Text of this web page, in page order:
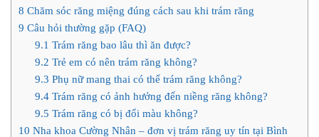
8 Chăm sóc răng miệng đúng cách sau khi trám răng
9 Câu hỏi thường gặp (FAQ)
9.1 Trám răng bao lâu thì ăn được?
9.2 Trẻ em có nên trám răng không?
9.3 Phụ nữ mang thai có thể trám răng không?
9.4Trám răng có ảnh hưởng đến niềng răng không?
9.5 Trám răng có bị đổi màu không?
10 Nha khoa Cường Nhân – đơn vị trám răng uy tín tại Bình